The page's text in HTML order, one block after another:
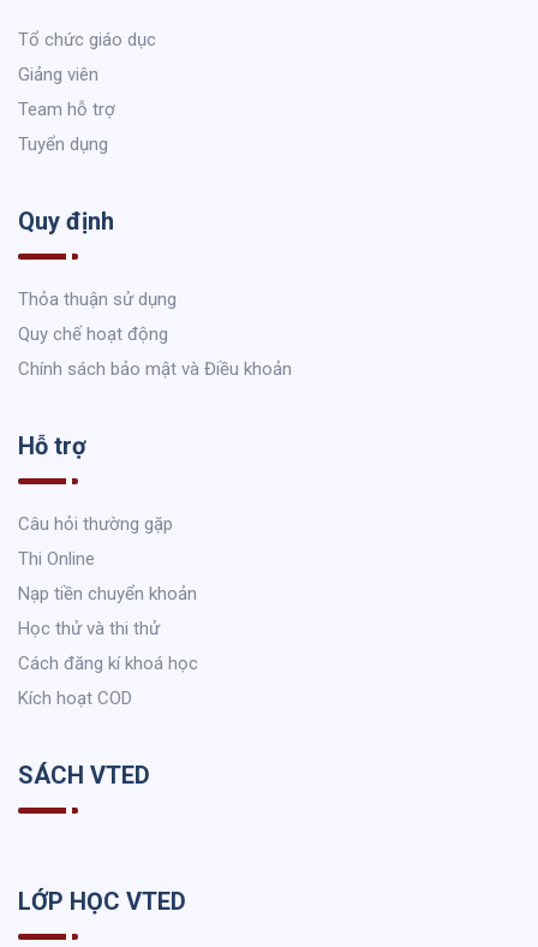
Tổ chức giáo dục
Giảng viên
Team hỗ trợ
Tuyển dụng
Quy định
Thỏa thuận sử dụng
Quy chế hoạt động
Chính sách bảo mật và Điều khoản
Hỗ trợ
Câu hỏi thường gặp
Thi Online
Nạp tiền chuyển khoản
Học thử và thi thử
Cách đăng kí khoá học
Kích hoạt COD
SÁCH VTED
LỚP HỌC VTED